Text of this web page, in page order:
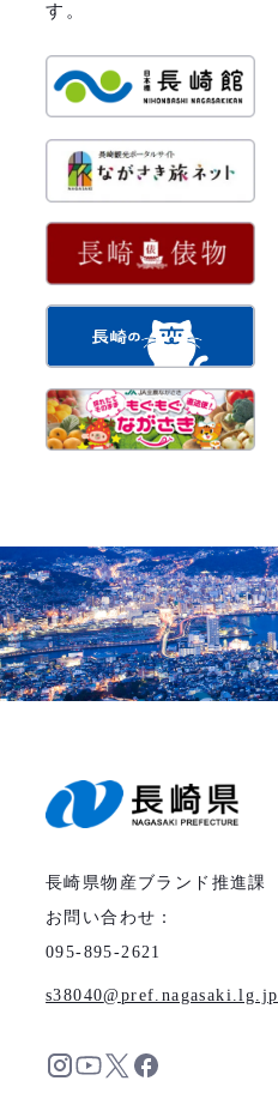
す。
長崎県物産ブランド推進課
お問い合わせ：
095-895-2621
s38040 pref.nagasaki.lg.jp